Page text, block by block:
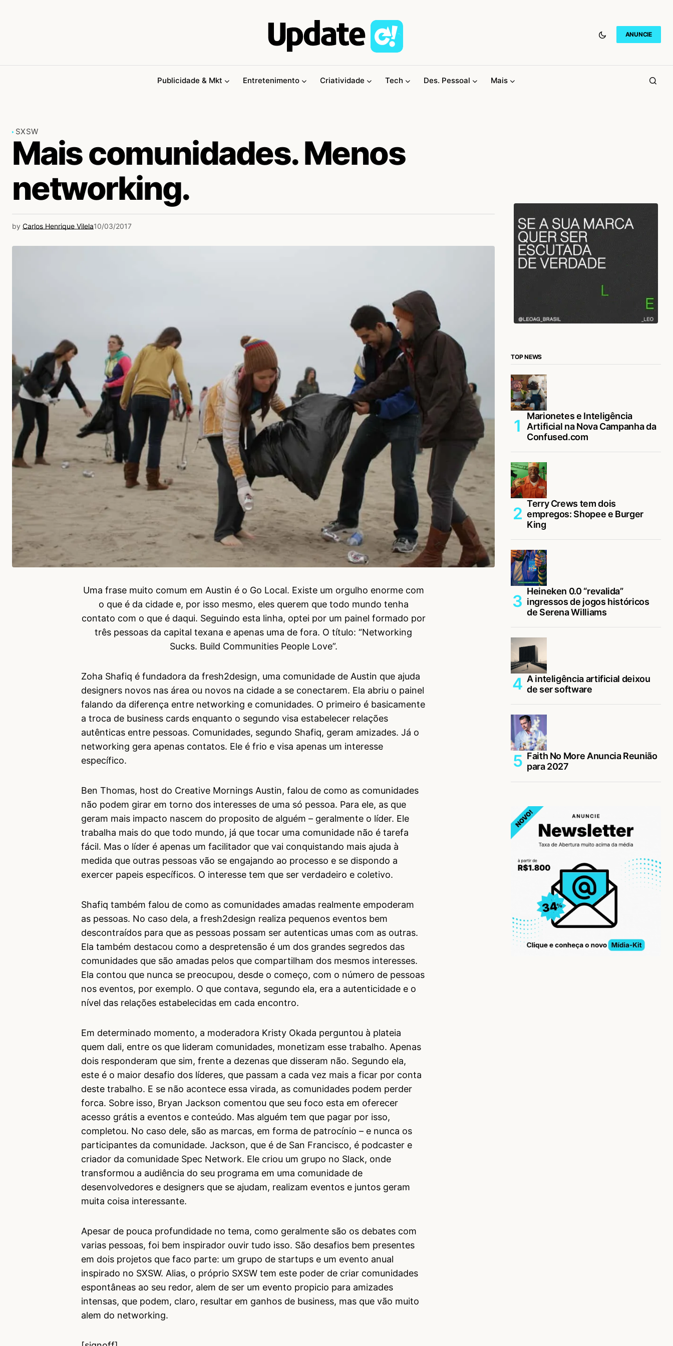
ANUNCIE
Publicidade & Mkt Entretenimento Criatividade Tech Des. Pessoal Mais
SXSW
Mais comunidades. Menos
networking.
by Carlos Henrique Vilela10/03/2017
Uma frase muito comum em Austin é o Go Local. Existe um orgulho enorme com
o que é da cidade e, por isso mesmo, eles querem que todo mundo tenha
contato com o que é daqui. Seguindo esta linha, optei por um painel formado por
três pessoas da capital texana e apenas uma de fora. O título: “Networking
Sucks. Build Communities People Love”.
Zoha Shafiq é fundadora da fresh2design, uma comunidade de Austin que ajuda
designers novos nas área ou novos na cidade a se conectarem. Ela abriu o painel
falando da diferença entre networking e comunidades. O primeiro é basicamente
a troca de business cards enquanto o segundo visa estabelecer relações
autênticas entre pessoas. Comunidades, segundo Shafiq, geram amizades. Já o
networking gera apenas contatos. Ele é frio e visa apenas um interesse
específico.
Ben Thomas, host do Creative Mornings Austin, falou de como as comunidades
não podem girar em torno dos interesses de uma só pessoa. Para ele, as que
geram mais impacto nascem do proposito de alguém – geralmente o líder. Ele
trabalha mais do que todo mundo, já que tocar uma comunidade não é tarefa
fácil. Mas o líder é apenas um facilitador que vai conquistando mais ajuda à
medida que outras pessoas vão se engajando ao processo e se dispondo a
exercer papeis específicos. O interesse tem que ser verdadeiro e coletivo.
Shafiq também falou de como as comunidades amadas realmente empoderam
as pessoas. No caso dela, a fresh2design realiza pequenos eventos bem
descontraídos para que as pessoas possam ser autenticas umas com as outras.
Ela também destacou como a despretensão é um dos grandes segredos das
comunidades que são amadas pelos que compartilham dos mesmos interesses.
Ela contou que nunca se preocupou, desde o começo, com o número de pessoas
nos eventos, por exemplo. O que contava, segundo ela, era a autenticidade e o
nível das relações estabelecidas em cada encontro.
Em determinado momento, a moderadora Kristy Okada perguntou à plateia
quem dali, entre os que lideram comunidades, monetizam esse trabalho. Apenas
dois responderam que sim, frente a dezenas que disseram não. Segundo ela,
este é o maior desafio dos líderes, que passam a cada vez mais a ficar por conta
deste trabalho. E se não acontece essa virada, as comunidades podem perder
forca. Sobre isso, Bryan Jackson comentou que seu foco esta em oferecer
acesso grátis a eventos e conteúdo. Mas alguém tem que pagar por isso,
completou. No caso dele, são as marcas, em forma de patrocínio – e nunca os
participantes da comunidade. Jackson, que é de San Francisco, é podcaster e
criador da comunidade Spec Network. Ele criou um grupo no Slack, onde
transformou a audiência do seu programa em uma comunidade de
desenvolvedores e designers que se ajudam, realizam eventos e juntos geram
muita coisa interessante.
Apesar de pouca profundidade no tema, como geralmente são os debates com
varias pessoas, foi bem inspirador ouvir tudo isso. São desafios bem presentes
em dois projetos que faco parte: um grupo de startups e um evento anual
inspirado no SXSW. Alias, o próprio SXSW tem este poder de criar comunidades
espontâneas ao seu redor, alem de ser um evento propicio para amizades
intensas, que podem, claro, resultar em ganhos de business, mas que vão muito
alem do networking.
TOP NEWS
Marionetes e Inteligência
Artificial na Nova Campanha da
Confused.com
Terry Crews tem dois
empregos: Shopee e Burger
King
Heineken 0.0 “revalida”
ingressos de jogos históricos
de Serena Williams
A inteligência artificial deixou
de ser software
Faith No More Anuncia Reunião
para 2027